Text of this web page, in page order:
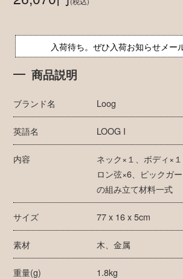
入荷待ち。ぜひ入荷お知らせメー
商品説明
ブランド名 Loog
英語名 LOOG I
内容
ネック×１、ボディ×
ロン弦×6、ピックガ
の組み立て材料一式
サイズ 77 x 16 x 5cm
素材 木、金属
重量(g) 1.8kg